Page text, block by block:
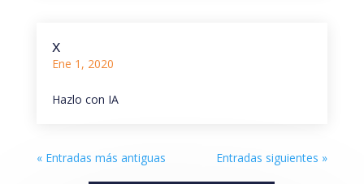
x
Ene 1, 2020
Hazlo con IA
« Entradas más antiguas Entradas siguientes »